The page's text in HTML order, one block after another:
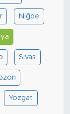
Niğde
Sivas
Yozgat